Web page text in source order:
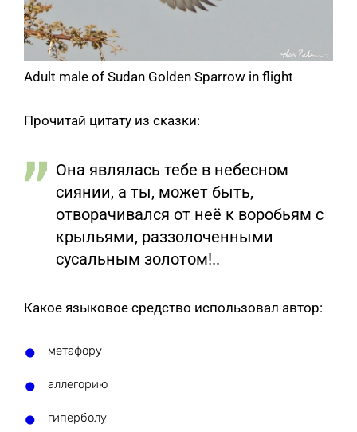
Adult male of Sudan Golden Sparrow in flight
Прочитай цитату из сказки:
Она являлась тебе в небесном
сиянии, а ты, может быть,
отворачивался от неё к воробьям с
крыльями, раззолоченными
сусальным золотом!..
Какое языковое средство использовал автор:
метафору
аллегорию
гиперболу